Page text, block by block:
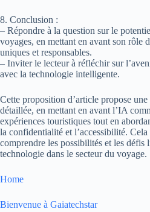
8. Conclusion :
– Répondre à la question sur le
voyages, en mettant en avant son rôle
uniques et responsables.
– Inviter le lecteur à réfléchir sur
avec la technologie intelligente.
Cette proposition d’article propose
détaillée, en mettant en avant l’IA
expériences touristiques tout en
la confidentialité et l’accessibilité.
comprendre les possibilités et les défis
technologie dans le secteur du voyage.
Home
Bienvenue à Gaiatechstar